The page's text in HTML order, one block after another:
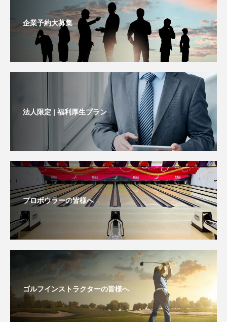
企業予約大募集
法人限定 | 福利厚生プラン
プロボウラーの皆様へ
ゴルフインストラクターの皆様へ